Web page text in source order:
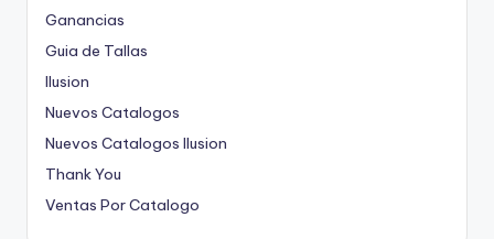
Ganancias
Guia de Tallas
Ilusion
Nuevos Catalogos
Nuevos Catalogos Ilusion
Thank You
Ventas Por Catalogo